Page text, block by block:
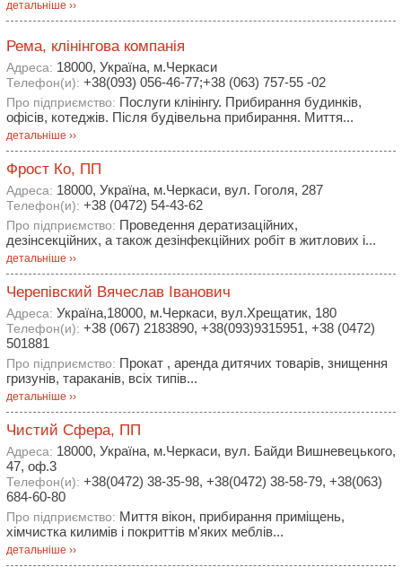
детальніше ››
Рема, клінінгова компанія
Адреса: 18000, Україна, м.Черкаси
Телефон(и): +38(093) 056-46-77;+38 (063) 757-55 -02
Про підприємство: Послуги клінінгу. Прибирання будинків,
офісів, котеджів. Після будівельна прибирання. Миття...
детальніше ››
Фрост Ко, ПП
Адреса: 18000, Україна, м.Черкаси, вул. Гоголя, 287
Телефон(и): +38 (0472) 54-43-62
Про підприємство: Проведення дератизаційних,
дезінсекційних, а також дезінфекційних робіт в житлових і...
детальніше ››
Черепівский Вячеслав Іванович
Адреса: Україна,18000, м.Черкаси, вул.Хрещатик, 180
Телефон(и): +38 (067) 2183890, +38(093)9315951, +38 (0472)
501881
Про підприємство: Прокат , аренда дитячих товарів, знищення
гризунів, тараканів, всіх типів...
детальніше ››
Чистий Сфера, ПП
Адреса: 18000, Україна, м.Черкаси, вул. Байди Вишневецького,
47, оф.3
Телефон(и): +38(0472) 38-35-98, +38(0472) 38-58-79, +38(063)
684-60-80
Про підприємство: Миття вікон, прибирання приміщень,
хімчистка килимів і покриттів м'яких меблів...
детальніше ››